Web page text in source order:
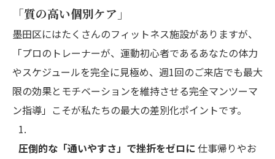
「質の高い個別ケア」
墨田区にはたくさんのフィットネス施設がありますが、
「プロのトレーナーが、運動初心者であるあなたの体力
やスケジュールを完全に見極め、週1回のご来店でも最大
限の効果とモチベーションを維持させる完全マンツーマ
ン指導」こそが私たちの最大の差別化ポイントです。
圧倒的な「通いやすさ」で挫折をゼロに仕事帰りやお